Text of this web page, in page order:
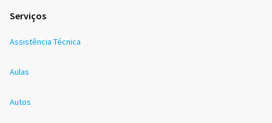
Serviços
Assistência Técnica
Aulas
Autos